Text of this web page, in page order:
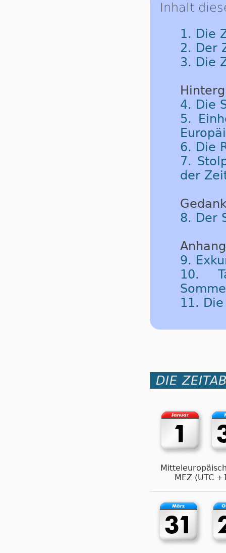
Inhalt
1. Die
2. Der
3. Die
4. Die
5.
6. Die
7.
der
8. Der
Anhang
9.
10.
11.
DIE
MEZ (UTC